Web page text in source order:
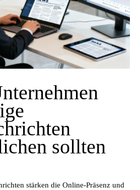
sollten
stärken die Online-Präsenz und